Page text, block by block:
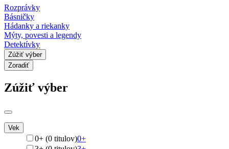
Rozprávky
Básničky
Hádanky a riekanky
Mýty, povesti a legendy
Detektívky
Zúžiť výber
Zoradiť
Zúžiť výber
Vek
0+ (0 titulov)0+